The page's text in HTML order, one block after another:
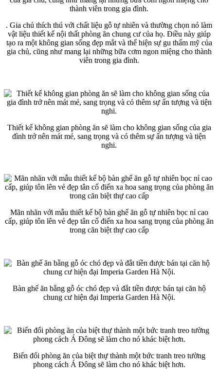
. Gia chủ thích thú với chất liệu gỗ tự nhiên và thường chọn nó làm
vật liệu thiết kế nội thất phòng ăn chung cư của họ. Điều này giúp
tạo ra một không gian sống đẹp mắt và thể hiện sự gu thẩm mỹ của
gia chủ, cũng như mang lại những bữa cơm ngon miệng cho thành
viên trong gia đình.
Thiết kế không gian phòng ăn sẽ làm cho không gian sống của gia
đình trở nên mát mẻ, sang trọng và có thêm sự ấn tượng và tiện
nghi.
Mãn nhãn với mẫu thiết kế bộ bàn ghế ăn gỗ tự nhiên bọc nỉ cao
cấp, giúp tôn lên vẻ đẹp tân cổ điển xa hoa sang trọng của phòng ăn
trong căn biệt thự cao cấp
Bàn ghế ăn bằng gỗ óc chó đẹp và đắt tiền được bán tại căn hộ
chung cư hiện đại Imperia Garden Hà Nội.
Biến đổi phòng ăn của biệt thự thành một bức tranh treo tường
phong cách Á Đông sẽ làm cho nó khác biệt hơn.